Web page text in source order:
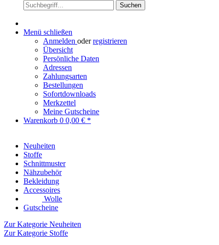
Suchen
Menü schließen
Anmelden oderregistrieren
Übersicht
Persönliche Daten
Adressen
Zahlungsarten
Bestellungen
Sofortdownloads
Merkzettel
Meine Gutscheine
Warenkorb 0 0,00 € *
Neuheiten
Stoffe
Schnittmuster
Nähzubehör
Bekleidung
Accessoires
Wolle
Gutscheine
Zur Kategorie Neuheiten
Zur Kategorie Stoffe